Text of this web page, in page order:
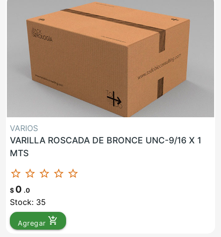
VARIOS
VARILLA ROSCADA DE BRONCE UNC-9/16 X 1
MTS
star_border star_border star_border star_border star_border
$ 0 .0
Stock: 35
Agregar add_shopping_cart